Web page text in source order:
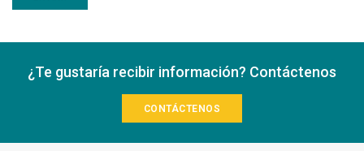
¿Te gustaría recibir información? Contáctenos
CONTÁCTENOS